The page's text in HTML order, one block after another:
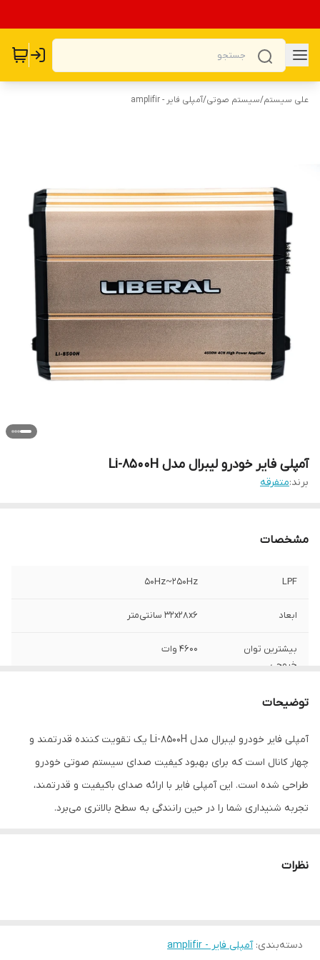
علی سیستم/سیستم صوتی/آمپلی فایر - amplifir
آمپلی فایر خودرو لیبرال مدل Li-8500H
برند:متفرقه
مشخصات
LPF
50Hz~250Hz
ابعاد 32x28x6 سانتی‌متر
بیشترین توان
خروجی
4600 وات
تعداد کانال
در هر کانال 4 اهم
فرکانس پاسخ‌گویی 10Hz~50KHz هرتز
فیوز 2X35A
نویز
پل‌زنی (Bridgeable) , کلاس AB
توضیحات
آمپلی فایر خودرو لیبرال مدل Li-8500H یک تقویت کننده قدرتمند و
چهار کانال است که برای بهبود کیفیت صدای سیستم صوتی خودرو
طراحی شده است. این آمپلی فایر با ارائه صدای باکیفیت و قدرتمند،
تجربه شنیداری شما را در حین رانندگی به سطح بالاتری می‌برد.
نظرات
دسته‌بندی:آمپلی فایر - amplifir